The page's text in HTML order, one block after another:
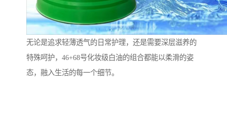
无论是追求轻薄透气的日常护理，还是需要深层滋养的
特殊呵护，46+68号化妆级白油的组合都能以柔滑的姿
态，融入生活的每一个细节。